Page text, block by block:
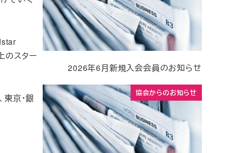
のスター
京・銀
2026年6月新規入会会員のお知らせ
協会からのお知らせ